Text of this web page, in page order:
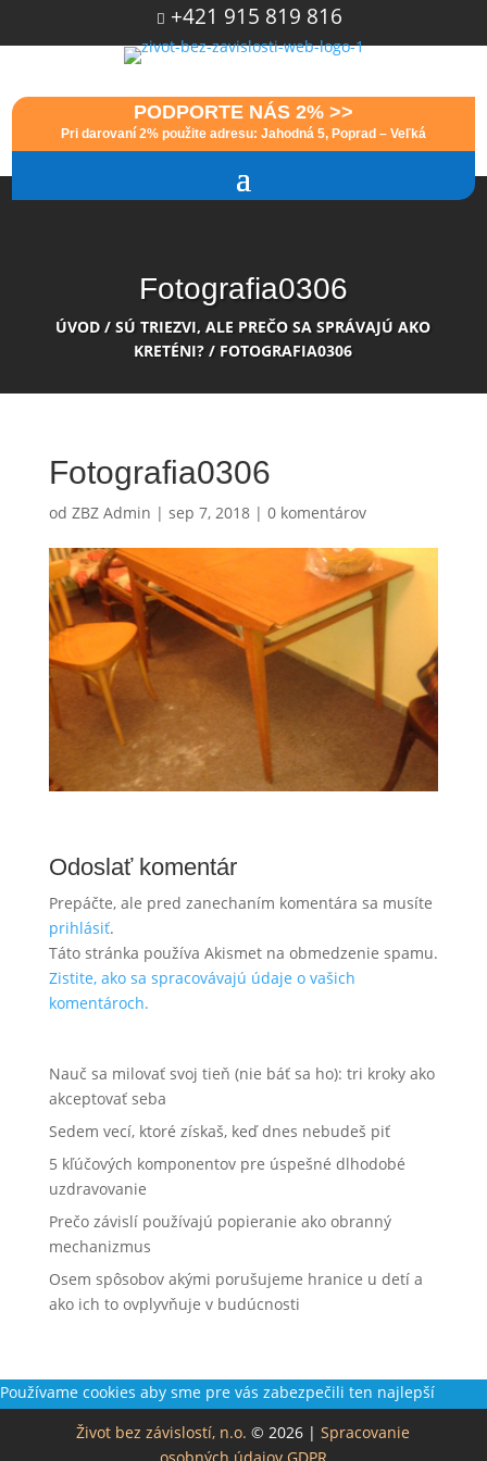
 +421 915 819 816
PODPORTE NÁS 2% >>
Pri darovaní 2% použite adresu: Jahodná 5, Poprad – Veľká
Fotografia0306
ÚVOD /SÚ TRIEZVI, ALE PREČO SA SPRÁVAJÚ AKO
KRETÉNI? / FOTOGRAFIA0306
Fotografia0306
od ZBZ Admin | sep 7, 2018| 0 komentárov
Odoslať komentár
Prepáčte, ale pred zanechaním komentára sa musíte
prihlásiť.
Táto stránka používa Akismet na obmedzenie spamu.
Zistite, ako sa spracovávajú údaje o vašich
komentároch.
Nauč sa milovať svoj tieň (nie báť sa ho): tri kroky ako
akceptovať seba
Sedem vecí, ktoré získaš, keď dnes nebudeš piť
5 kľúčových komponentov pre úspešné dlhodobé
uzdravovanie
Prečo závislí používajú popieranie ako obranný
mechanizmus
Osem spôsobov akými porušujeme hranice u detí a
ako ich to ovplyvňuje v budúcnosti
Život bez závislostí, n.o. © 2026 |Spracovanie
Používame cookies aby sme pre vás zabezpečili ten najlepší
používaní tejto stránky budeme predpokladať, že ste s ňou